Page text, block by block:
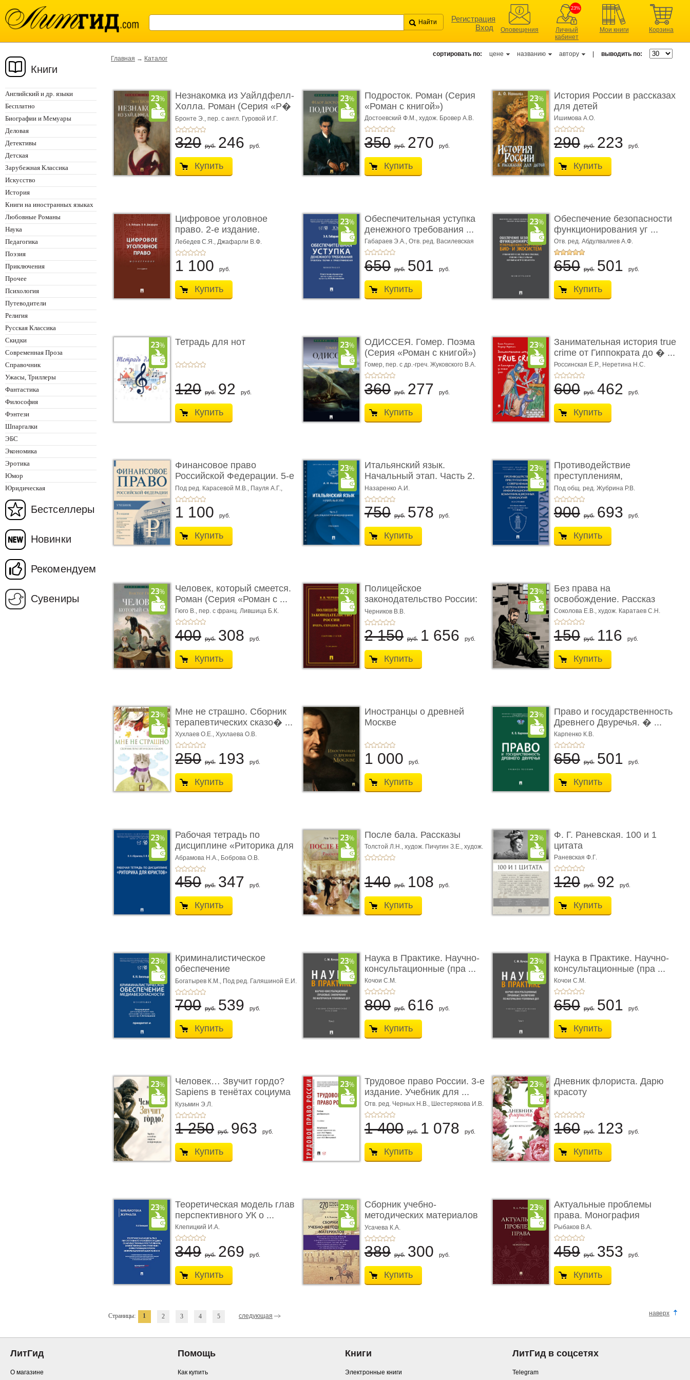
Регистрация
Вход
Оповещения
23%
Личный
кабинет
Мои книги Корзина
Книги
Английский и др. языки
Бесплатно
Биографии и Мемуары
Деловая
Детективы
Детская
Зарубежная Классика
Искусство
История
Книги на иностранных языках
Любовные Романы
Наука
Педагогика
Поэзия
Приключения
Прочее
Психология
Путеводители
Религия
Русская Классика
Скидки
Современная Проза
Справочник
Ужасы, Триллеры
Фантастика
Философия
Фэнтези
Шпаргалки
ЭБС
Экономика
Эротика
Юмор
Юридическая
Бестселлеры
Новинки
Рекомендуем
Сувениры
Главная → Каталог
сортировать по: цене названию автору выводить по:
Незнакомка из Уайлдфелл-
Холла. Роман (Серия «Р�
...
Бронте Э., пер. с англ. Гуровой И.Г.
320 руб. 246 руб.
Купить
Подросток. Роман (Серия
«Роман с книгой»)
Достоевский Ф.М., худож. Бровер А.В.
350 руб. 270 руб.
Купить
История России в рассказах
для детей
Ишимова А.О.
290 руб. 223 руб.
Купить
Цифровое уголовное
право. 2-е издание.
Монограф ...
Лебедев С.Я., Джафарли В.Ф.
1 100 руб.
Купить
Обеспечительная уступка
денежного требования ...
Габараев Э.А., Отв. ред. Василевская
Л.Ю.,вступ. сл. Каретина М.Г.
650 руб. 501 руб.
Купить
Обеспечение безопасности
функционирования уг ...
Отв. ред. Абдулвалиев А.Ф.
650 руб. 501 руб.
Купить
Тетрадь для нот
120 руб. 92 руб.
Купить
ОДИССЕЯ. Гомер. Поэма
(Серия «Роман с книгой»)
Гомер, пер. с др.-греч. Жуковского В.А.
360 руб. 277 руб.
Купить
Занимательная история true
crime от Гиппократа до � ...
Россинская Е.Р., Неретина Н.С.
600 руб. 462 руб.
Купить
Финансовое право
Российской Федерации. 5-е
изд� ...
Под ред. Карасевой М.В., Пауля А.Г.,
Красюкова А.В.
1 100 руб.
Купить
Итальянский язык.
Начальный этап. Часть 2.
Учеб� ...
Назаренко А.И.
750 руб. 578 руб.
Купить
Противодействие
преступлениям,
совершаемым с ...
Под общ. ред. Жубрина Р.В.
900 руб. 693 руб.
Купить
Человек, который смеется.
Роман (Серия «Роман с ...
Гюго В., пер. с франц. Лившица Б.К.
400 руб. 308 руб.
Купить
Полицейское
законодательство России:
вчера, с� ...
Черников В.В.
2 150 руб. 1 656 руб.
Купить
Без права на
освобождение. Рассказ
Соколова Е.В., худож. Каратаев С.Н.
150 руб. 116 руб.
Купить
Мне не страшно. Сборник
терапевтических сказо� ...
Хухлаев О.Е., Хухлаева О.В.
250 руб. 193 руб.
Купить
Иностранцы о древней
Москве
1 000 руб.
Купить
Право и государственность
Древнего Двуречья. � ...
Карпенко К.В.
650 руб. 501 руб.
Купить
Рабочая тетрадь по
дисциплине «Риторика для
ю� ...
Абрамова Н.А., Боброва О.В.
450 руб. 347 руб.
Купить
После бала. Рассказы
Толстой Л.Н., худож. Пичугин З.Е., худож.
Лебедев А.И.,
140 руб. 108 руб.
Купить
Ф. Г. Раневская. 100 и 1
цитата
Раневская Ф.Г.
120 руб. 92 руб.
Купить
Криминалистическое
обеспечение
медиабезопас� ...
Богатырев К.М., Под ред. Галяшиной Е.И.
700 руб. 539 руб.
Купить
Наука в Практике. Научно-
консультационные (пра ...
Кочои С.М.
800 руб. 616 руб.
Купить
Наука в Практике. Научно-
консультационные (пра ...
Кочои С.М.
650 руб. 501 руб.
Купить
Человек… Звучит гордо?
Sapiens в тенётах социума
� ...
Кузьмин Э.Л.
1 250 руб. 963 руб.
Купить
Трудовое право России. 3-е
издание. Учебник для ...
Отв. ред. Черных Н.В., Шестерякова И.В.
1 400 руб. 1 078 руб.
Купить
Дневник флориста. Дарю
красоту
160 руб. 123 руб.
Купить
Теоретическая модель глав
перспективного УК о ...
Клепицкий И.А.
349 руб. 269 руб.
Купить
Сборник учебно-
методических материалов
по кур ...
Усачева К.А.
389 руб. 300 руб.
Купить
Актуальные проблемы
права. Монография
Рыбаков В.А.
459 руб. 353 руб.
Купить
Страницы: 1 2 3 4 5 следующая наверх
ЛитГид
О магазине
Помощь
Как купить
Книги
Электронные книги
ЛитГид в соцсетях
Telegram